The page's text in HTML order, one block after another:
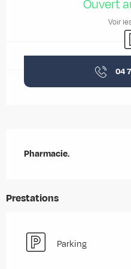
Ouvert
Voir
04
Pharmacie.
Prestations
Parking